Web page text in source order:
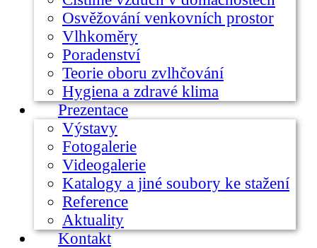
Osvěžování venkovních prostor
Vlhkoměry
Poradenství
Teorie oboru zvlhčování
Hygiena a zdravé klima
Prezentace
Výstavy
Fotogalerie
Videogalerie
Katalogy a jiné soubory ke stažení
Reference
Aktuality
Kontakt